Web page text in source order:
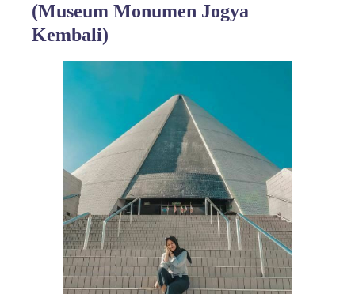
(Museum Monumen Jogya
Kembali)